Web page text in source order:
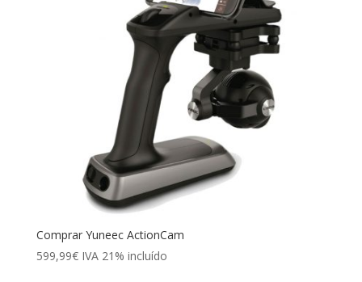
Comprar Yuneec ActionCam
599,99€ IVA 21% incluído